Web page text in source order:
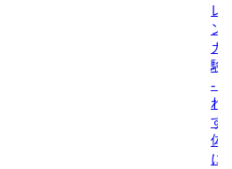
レ
ン
ガ
験
- 疲
れ
す
体
に